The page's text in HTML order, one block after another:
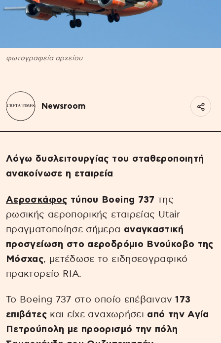
φωτογραφεία αρχείου
Newsroom
Λόγω δυσλειτουργίας του σταθεροποιητή
ανακοίνωσε η εταιρεία
Αεροσκάφος τύπου Boeing 737 της
ρωσικής αεροπορικής εταιρείας Utair
πραγματοποίησε σήμερα αναγκαστική
προσγείωση στο αεροδρόμιο Βνούκοβο της
Μόσχας, μετέδωσε το ειδησεογραφικό
πρακτορείο RIA.
Το Boeing 737 στο οποίο επέβαιναν173
επιβάτεςκαι είχε αναχωρήσει από την Αγία
Πετρούπολη με προορισμό την πόλη